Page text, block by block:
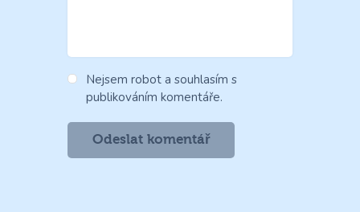
Nejsem robot a souhlasím s
publikováním komentáře.